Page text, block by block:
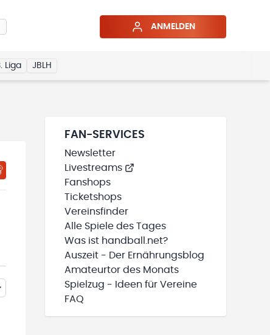
ANMELDEN
Liga JBLH
WIRD GELADEN
TEAMS“ HINZUFÜGEN
FAN-SERVICES
Newsletter
Livestreams
Fanshops
Ticketshops
Vereinsfinder
Alle Spiele des Tages
Was ist handball.net?
Auszeit - Der Ernährungsblog
Amateurtor des Monats
Spielzug - Ideen für Vereine
FAQ